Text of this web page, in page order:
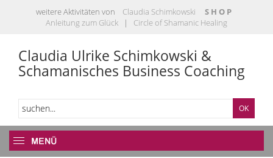
weitere Aktivitäten von Claudia Schimkowski
S H O P
Anleitung zum Glück | Circle of Shamanic Healing
Claudia Ulrike Schimkowski &
Schamanisches Business Coaching